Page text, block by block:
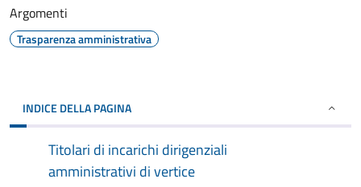
Argomenti
Trasparenza amministrativa
INDICE DELLA PAGINA
Titolari di incarichi dirigenziali
amministrativi di vertice